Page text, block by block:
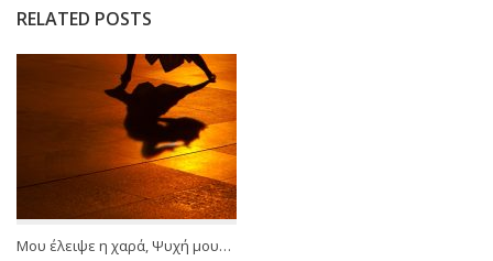
RELATED POSTS
Μου έλειψε η χαρά, Ψυχή μου…